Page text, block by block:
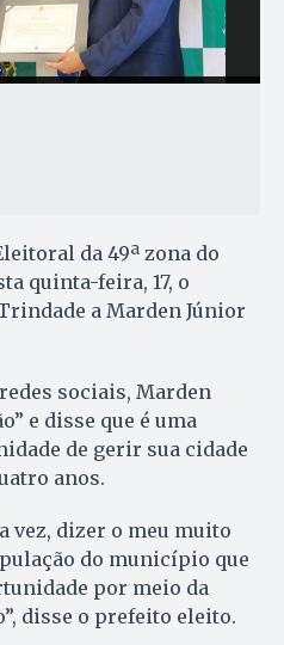
da 49ª zona do
quinta-feira, 17, o
a Marden Júnior
sociais, Marden
e disse que é uma
de gerir sua cidade
anos.
vez, dizer o meu muito
do município que
por meio da
disse o prefeito eleito.